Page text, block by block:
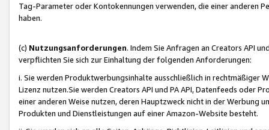
Tag-Parameter oder Kontokennungen verwenden, die einer anderen
haben.
(c) Nutzungsanforderungen. Indem Sie Anfragen an Creators API
verpflichten Sie sich zur Einhaltung der folgenden Anforderungen:
i. Sie werden Produktwerbungsinhalte ausschließlich in rechtmäßiger
Lizenz nutzen.Sie werden Creators API und PA API, Datenfeeds oder
einer anderen Weise nutzen, deren Hauptzweck nicht in der Werbung
Produkten und Dienstleistungen auf einer Amazon-Website besteht.